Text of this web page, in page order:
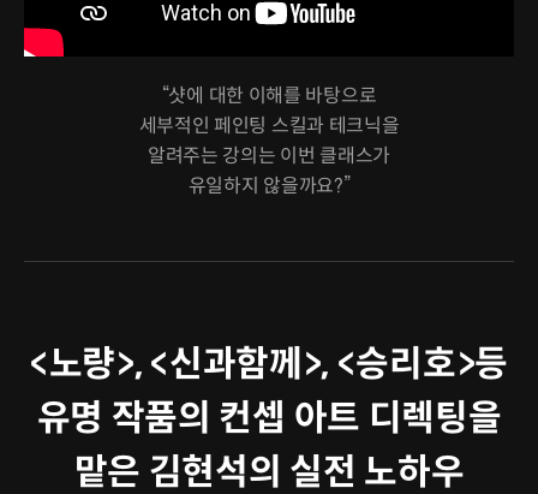
“샷에 대한 이해를 바탕으로
세부적인 페인팅 스킬과 테크닉을
알려주는 강의는 이번 클래스가
유일하지 않을까요?”
<노량>, <신과함께>, <승리호>등
유명 작품의 컨셉 아트 디렉팅을
맡은 김현석의 실전 노하우